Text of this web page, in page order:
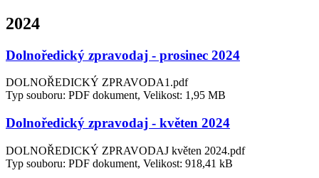
2024
Dolnoředický zpravodaj - prosinec 2024
DOLNOŘEDICKÝ ZPRAVODA1.pdf
Typ souboru: PDF dokument, Velikost: 1,95 MB
Dolnoředický zpravodaj - květen 2024
DOLNOŘEDICKÝ ZPRAVODAJ květen 2024.pdf
Typ souboru: PDF dokument, Velikost: 918,41 kB